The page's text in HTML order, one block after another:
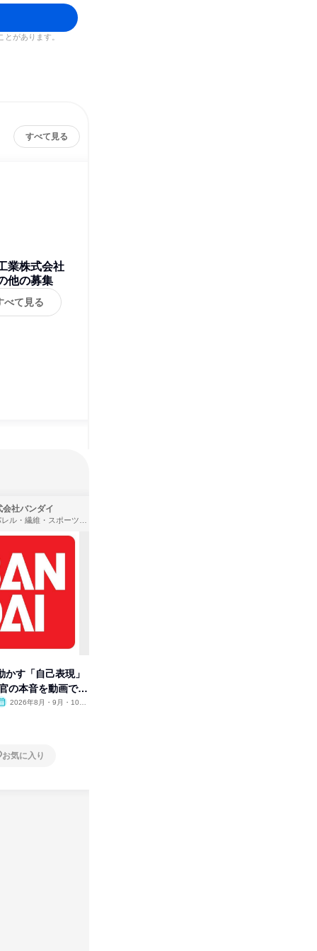
があります。
すべて見る
業株式会社
他の募集
べて見る
会社バンダイ
アパレル・繊維・スポーツメーカー、製造・メーカー、ゲーム制作・販売
かす「自己表現」
の本音を動画で公
2026年8月・9月・10
お気に入り